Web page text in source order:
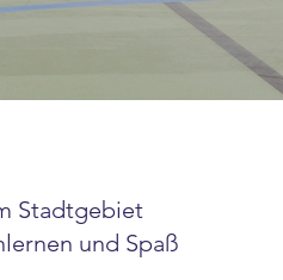
Stadtgebiet
und Spaß